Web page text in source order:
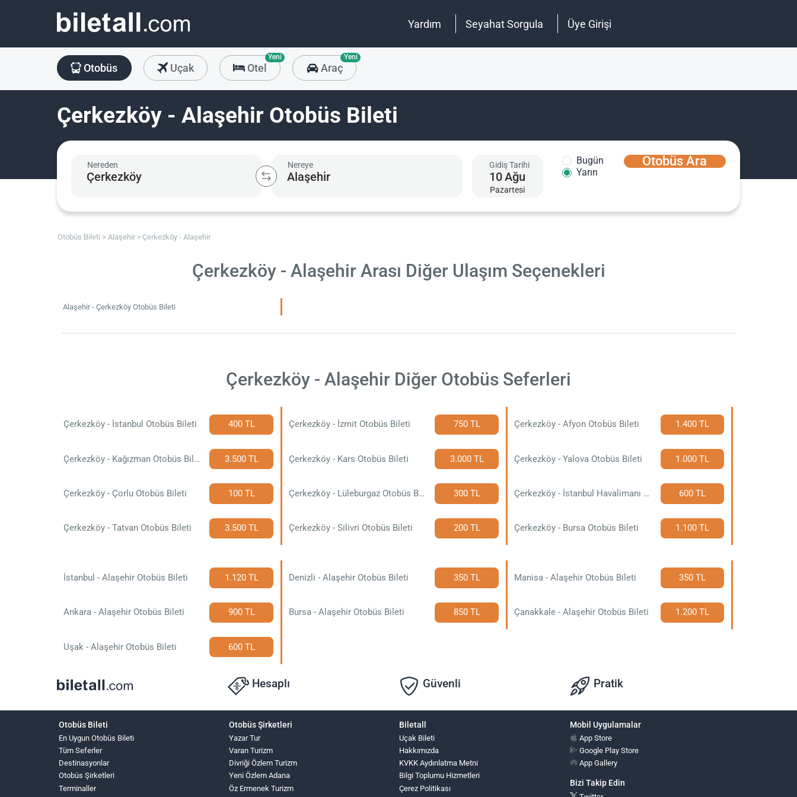
Yardım Seyahat Sorgula Üye Girişi
Otobüs Uçak Otel
Yeni
Araç
Yeni
Çerkezköy - Alaşehir Otobüs Bileti
Nereden Nereye Gidiş Tarihi
10Ağu
Pazartesi
Bugün
Yarın
Otobüs Ara
Otobüs Bileti Alaşehir Çerkezköy - Alaşehir
Çerkezköy - Alaşehir Arası Diğer Ulaşım Seçenekleri
Alaşehir - Çerkezköy Otobüs Bileti
Çerkezköy - Alaşehir Diğer Otobüs Seferleri
Çerkezköy - İstanbul Otobüs Bileti 400 TL Çerkezköy - İzmit Otobüs Bileti 750 TL Çerkezköy - Afyon Otobüs Bileti 1.400 TL
Çerkezköy - Kağızman Otobüs Bileti 3.500 TL Çerkezköy - Kars Otobüs Bileti 3.000 TL Çerkezköy - Yalova Otobüs Bileti 1.000 TL
Çerkezköy - Çorlu Otobüs Bileti 100 TL Çerkezköy - Lüleburgaz Otobüs Bileti 300 TL Çerkezköy - İstanbul Havalimanı Otobüs Bileti 600 TL
Çerkezköy - Tatvan Otobüs Bileti 3.500 TL Çerkezköy - Silivri Otobüs Bileti 200 TL Çerkezköy - Bursa Otobüs Bileti 1.100 TL
İstanbul - Alaşehir Otobüs Bileti 1.120 TL Denizli - Alaşehir Otobüs Bileti 350 TL Manisa - Alaşehir Otobüs Bileti 350 TL
Ankara - Alaşehir Otobüs Bileti 900 TL Bursa - Alaşehir Otobüs Bileti 850 TL Çanakkale - Alaşehir Otobüs Bileti 1.200 TL
Uşak - Alaşehir Otobüs Bileti 600 TL
Hesaplı Güvenli Pratik
Otobüs Bileti
En Uygun Otobüs Bileti
Tüm Seferler
Destinasyonlar
Otobüs Şirketleri
Terminaller
Otobüs Şirketleri
Yazar Tur
Varan Turizm
Divriği Özlem Turizm
Yeni Özlem Adana
Öz Ermenek Turizm
Biletall
Uçak Bileti
Hakkımızda
KVKK Aydınlatma Metni
Bilgi Toplumu Hizmetleri
Çerez Politikası
Mobil Uygulamalar
App Store
Google Play Store
App Gallery
Bizi Takip Edin